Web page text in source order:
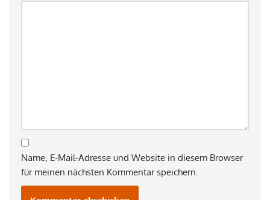
Name, E-Mail-Adresse und Website in diesem Browser
für meinen nächsten Kommentar speichern.